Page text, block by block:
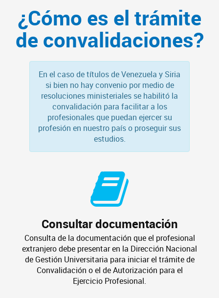
¿Cómo es el trámite
de convalidaciones?
En el caso de títulos de Venezuela y Siria
si bien no hay convenio por medio de
resoluciones ministeriales se habilitó la
convalidación para facilitar a los
profesionales que puedan ejercer su
profesión en nuestro país o proseguir sus
estudios.
Consultar documentación
Consulta de la documentación que el profesional
extranjero debe presentar en la Dirección Nacional
de Gestión Universitaria para iniciar el trámite de
Convalidación o el de Autorización para el
Ejercicio Profesional.